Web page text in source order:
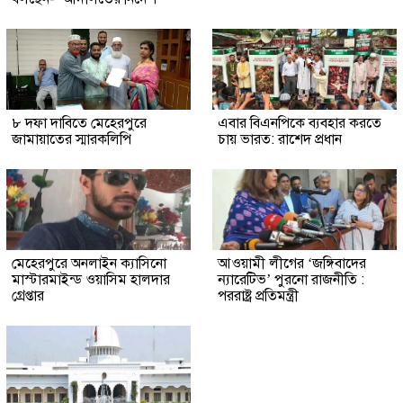
৮ দফা দাবিতে মেহেরপুরে
জামায়াতের স্মারকলিপি
এবার বিএনপিকে ব্যবহার করতে
চায় ভারত: রাশেদ প্রধান
মেহেরপুরে অনলাইন ক্যাসিনো
মাস্টারমাইন্ড ওয়াসিম হালদার
গ্রেপ্তার
আওয়ামী লীগের ‘জঙ্গিবাদের
ন্যারেটিভ’ পুরনো রাজনীতি :
পররাষ্ট্র প্রতিমন্ত্রী